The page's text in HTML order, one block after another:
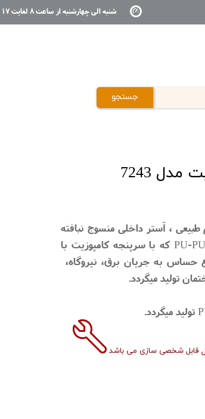
شنبه الی چهارشنبه از ساعت 8 لغایت 17
جستجو
7243
طبیعی ، آستر داخلی منسوج نبافته
منفذ دار ، وزن 950gr با زیره دو دانسیته PU-PU که با سرپنجه کامپوزیت با
صنایع حساس به جریان برق، نیروگاه،
تولید میگردد.
قابل شخصی سازی می باشد